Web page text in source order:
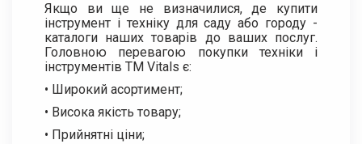
Якщо ви ще не визначилися, де купити
інструмент і техніку для саду або городу -
каталоги наших товарів до ваших послуг.
Головною перевагою покупки техніки і
інструментів ТМ Vitals є:
• Широкий асортимент;
• Висока якість товару;
• Прийнятні ціни;